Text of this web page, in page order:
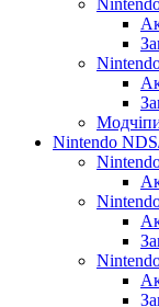
Nintendo